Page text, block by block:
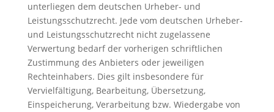
unterliegen dem deutschen Urheber- und
Leistungsschutzrecht. Jede vom deutschen Urheber-
und Leistungsschutzrecht nicht zugelassene
Verwertung bedarf der vorherigen schriftlichen
Zustimmung des Anbieters oder jeweiligen
Rechteinhabers. Dies gilt insbesondere für
Vervielfältigung, Bearbeitung, Übersetzung,
Einspeicherung, Verarbeitung bzw. Wiedergabe von